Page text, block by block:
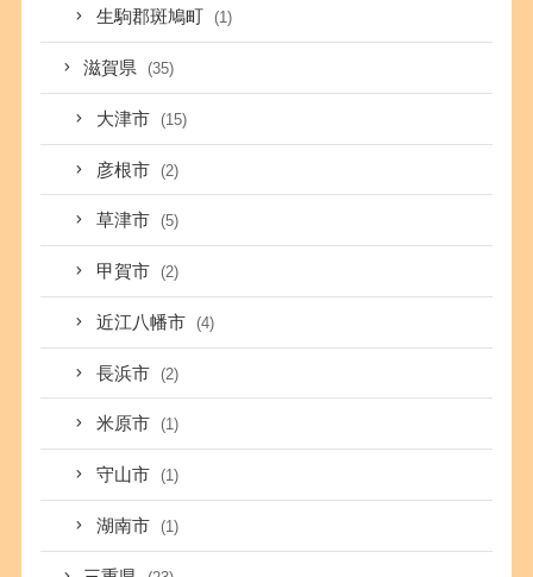
生駒郡斑鳩町 (1)
滋賀県 (35)
大津市 (15)
彦根市 (2)
草津市 (5)
甲賀市 (2)
近江八幡市 (4)
長浜市 (2)
米原市 (1)
守山市 (1)
湖南市 (1)